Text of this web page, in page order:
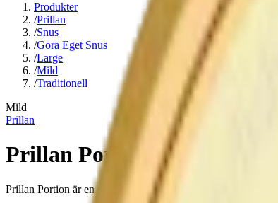
Produkter
/Prillan
/Snus
/Göra Eget Snus
/Large
/Mild
/Traditionell
Mild
Prillan
Prillan Portion
Prillan Portion är en snussats med ca 500 prillor i klassiskt